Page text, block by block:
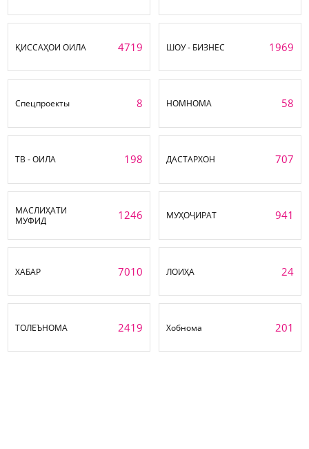
ҚИССАҲОИ ОИЛА 4719 ШОУ - БИЗНЕС 1969
Спецпроекты 8 НОМНОМА 58
ТВ - ОИЛА 198 ДАСТАРХОН 707
МАСЛИҲАТИ
МУФИД
1246 МУҲОҶИРАТ 941
ХАБАР 7010 ЛОИҲА 24
ТОЛЕЪНОМА 2419 Хобнома 201